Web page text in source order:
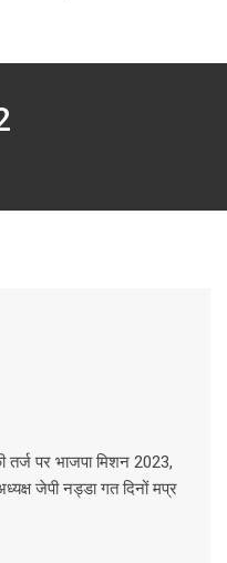
पर भाजपा मिशन 2023,
जेपी नड्डा गत दिनों मप्र